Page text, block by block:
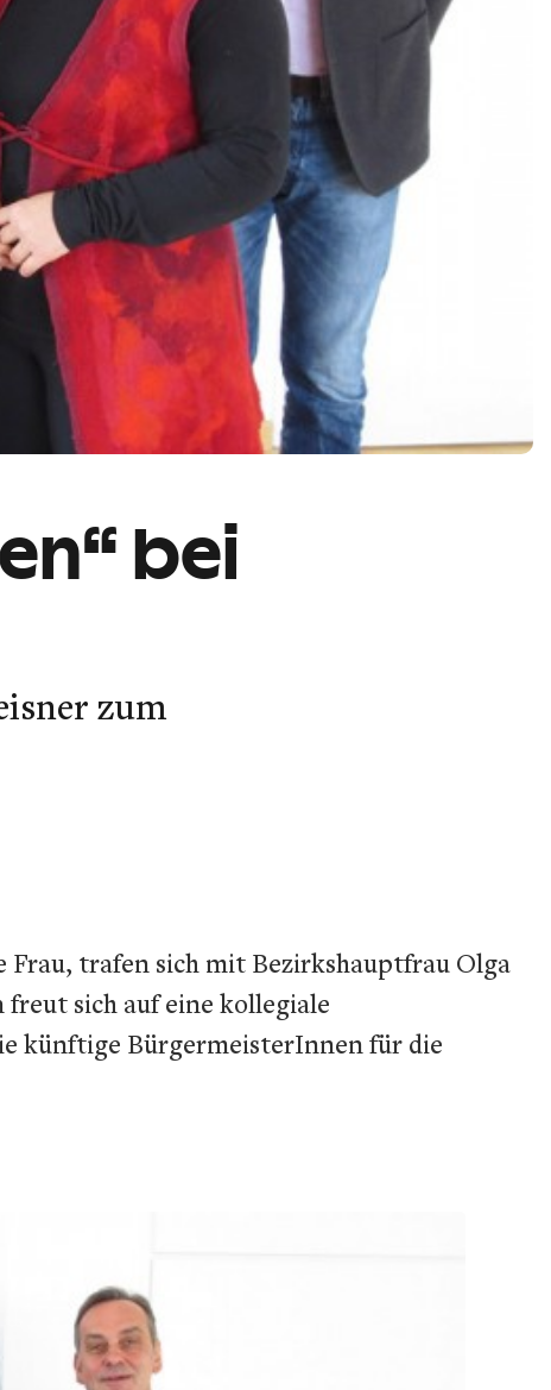
bei
zum
trafen sich mit Bezirkshauptfrau Olga
sich auf eine kollegiale
künftige BürgermeisterInnen für die